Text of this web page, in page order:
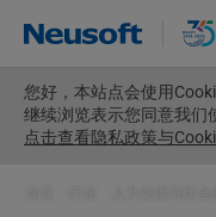
您好， 本站点会使用
继续浏览表示您同意我们
点击查看隐私政策与